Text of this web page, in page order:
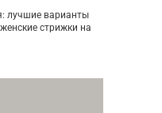
лучшие варианты
стрижки на